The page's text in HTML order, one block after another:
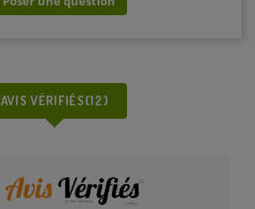
AVIS VÉRIFIÉS(12)